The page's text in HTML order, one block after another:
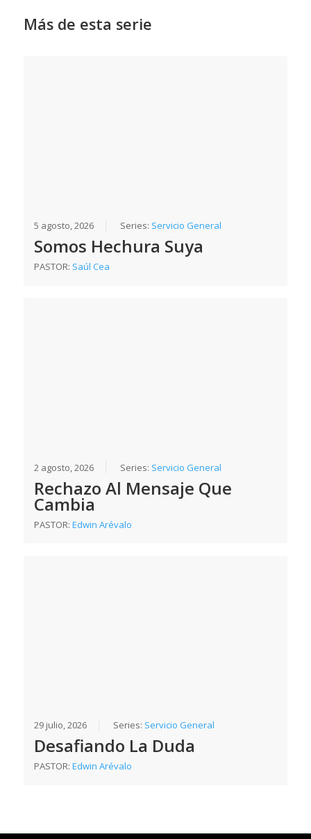
Más de esta serie
5 agosto, 2026 Series: Servicio General
Somos Hechura Suya
PASTOR: Saúl Cea
2 agosto, 2026 Series: Servicio General
Rechazo Al Mensaje Que
Cambia
PASTOR:Edwin Arévalo
29 julio, 2026 Series: Servicio General
Desafiando La Duda
PASTOR:Edwin Arévalo